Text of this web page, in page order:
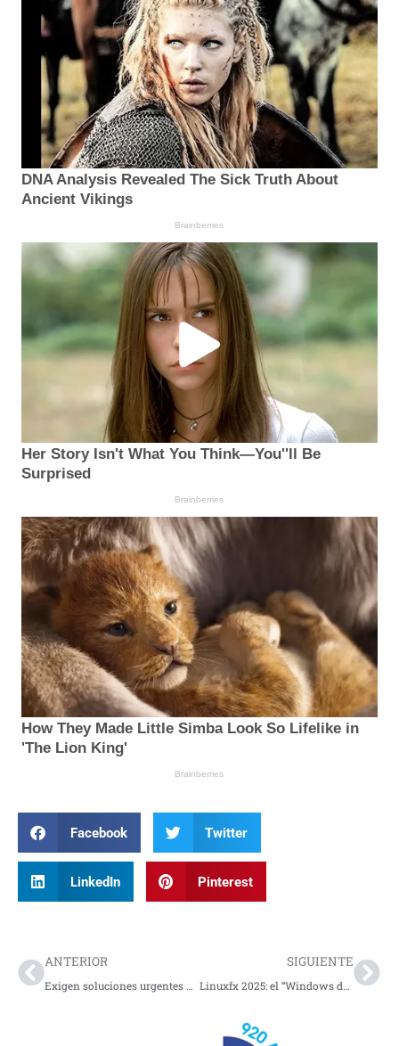
Facebook Twitter
LinkedIn Pinterest
ANTERIOR
Exigen soluciones urgentes por violencia en la Panamericana
SIGUIENTE
Linuxfx 2025: el “Windows de Linux” se renueva